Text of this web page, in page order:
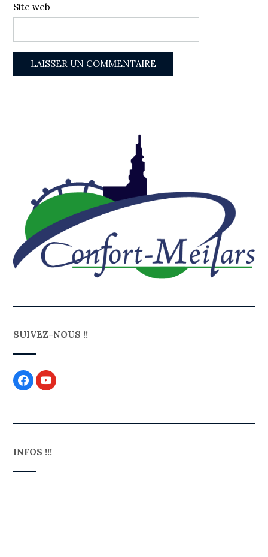
Site web
SUIVEZ-NOUS !!
INFOS !!!